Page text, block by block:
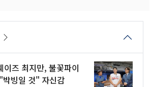
즈 최지만, 불꽃파이
빙일 것" 자신감